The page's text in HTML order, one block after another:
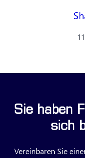
Sie haben
sich
Vereinbaren Sie